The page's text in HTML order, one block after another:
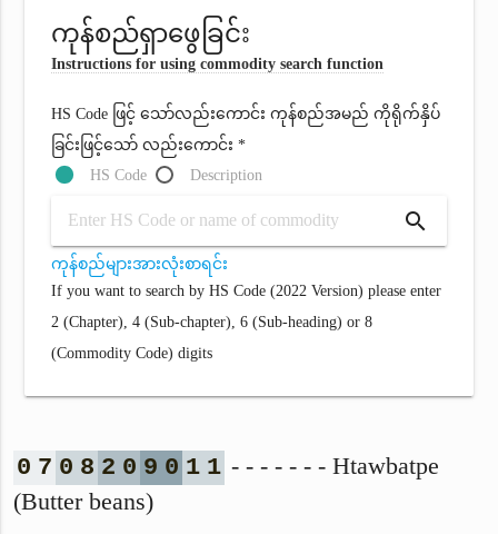
ကုန်စည်ရှာဖွေခြင်း
Instructions for using commodity search function
HS Code ဖြင့် သော်လည်းကောင်း ကုန်စည်အမည် ကိုရိုက်နှိပ်
ခြင်းဖြင့်သော် လည်းကောင်း *
HS Code
Description
search
ကုန်စည်များအားလုံးစာရင်း
If you want to search by HS Code (2022 Version) please enter
2 (Chapter), 4 (Sub-chapter), 6 (Sub-heading) or 8
(Commodity Code) digits
0 7 0 8 2 0 9 0 1 1 - - - - - - - Htawbatpe
(Butter beans)